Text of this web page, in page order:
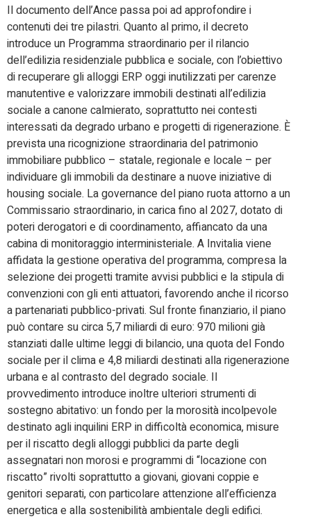
Il documento dell’Ance passa poi ad approfondire i
contenuti dei tre pilastri. Quanto al primo, il decreto
introduce un Programma straordinario per il rilancio
dell’edilizia residenziale pubblica e sociale, con l’obiettivo
di recuperare gli alloggi ERP oggi inutilizzati per carenze
manutentive e valorizzare immobili destinati all’edilizia
sociale a canone calmierato, soprattutto nei contesti
interessati da degrado urbano e progetti di rigenerazione. È
prevista una ricognizione straordinaria del patrimonio
immobiliare pubblico – statale, regionale e locale – per
individuare gli immobili da destinare a nuove iniziative di
housing sociale. La governance del piano ruota attorno a un
Commissario straordinario, in carica fino al 2027, dotato di
poteri derogatori e di coordinamento, affiancato da una
cabina di monitoraggio interministeriale. A Invitalia viene
affidata la gestione operativa del programma, compresa la
selezione dei progetti tramite avvisi pubblici e la stipula di
convenzioni con gli enti attuatori, favorendo anche il ricorso
a partenariati pubblico-privati. Sul fronte finanziario, il piano
può contare su circa 5,7 miliardi di euro: 970 milioni già
stanziati dalle ultime leggi di bilancio, una quota del Fondo
sociale per il clima e 4,8 miliardi destinati alla rigenerazione
urbana e al contrasto del degrado sociale. Il
provvedimento introduce inoltre ulteriori strumenti di
sostegno abitativo: un fondo per la morosità incolpevole
destinato agli inquilini ERP in difficoltà economica, misure
per il riscatto degli alloggi pubblici da parte degli
assegnatari non morosi e programmi di “locazione con
riscatto” rivolti soprattutto a giovani, giovani coppie e
genitori separati, con particolare attenzione all’efficienza
energetica e alla sostenibilità ambientale degli edifici.